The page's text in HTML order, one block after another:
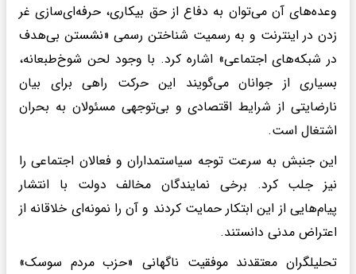
وعده‌های آن می‌توان به دفاع از حق بیکاری، حرفه‌ای‌سازی غر
زدن در اینترنت و به رسمیت شناختن رسمی «نشستن بی‌هدف
در شبکه‌های اجتماعی» اشاره کرد. با وجود لحن شوخ‌طبعانه،
بسیاری از جوانان می‌گویند این حرکت راهی برای بیان
نارضایتی از شرایط اقتصادی و بی‌توجهی مسئولان به بحران
اشتغال است.
این جنبش به سرعت توجه سیاستمداران و فعالان اجتماعی را
نیز جلب کرد. برخی نمایندگان مخالف دولت با انتشار
پیام‌هایی از این ابتکار حمایت کردند و آن را نمونه‌ای خلاقانه از
اعتراض مدنی دانستند.
تحلیلگران معتقدند موفقیت ناگهانی «حزب مردم سوسک»